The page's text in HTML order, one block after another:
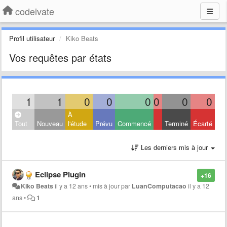
codeivate
Profil utilisateur Kiko Beats
Vos requêtes par états
1 1 0 0 0 0 0 0
Tout Nouveau
À
l'étude
Prévu Commencé Terminé Écarté
Les derniers mis à jour
+16
Eclipse Plugin
Kiko Beatsil y a 12 ans• mis à jour par LuanComputacao il y a 12
ans• 1